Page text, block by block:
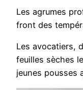
Les agrumes
front des
Les avocatiers,
feuilles sèches
jeunes pousses